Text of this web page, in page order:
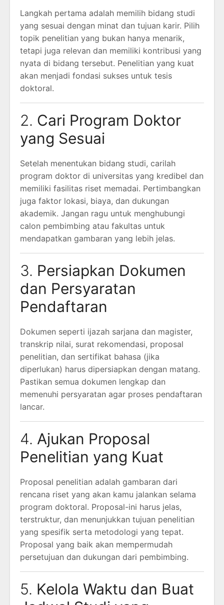
Langkah pertama adalah memilih bidang studi
yang sesuai dengan minat dan tujuan karir. Pilih
topik penelitian yang bukan hanya menarik,
tetapi juga relevan dan memiliki kontribusi yang
nyata di bidang tersebut. Penelitian yang kuat
akan menjadi fondasi sukses untuk tesis
doktoral.
2. Cari Program Doktor
yang Sesuai
Setelah menentukan bidang studi, carilah
program doktor di universitas yang kredibel dan
memiliki fasilitas riset memadai. Pertimbangkan
juga faktor lokasi, biaya, dan dukungan
akademik. Jangan ragu untuk menghubungi
calon pembimbing atau fakultas untuk
mendapatkan gambaran yang lebih jelas.
3. Persiapkan Dokumen
dan Persyaratan
Pendaftaran
Dokumen seperti ijazah sarjana dan magister,
transkrip nilai, surat rekomendasi, proposal
penelitian, dan sertifikat bahasa (jika
diperlukan) harus dipersiapkan dengan matang.
Pastikan semua dokumen lengkap dan
memenuhi persyaratan agar proses pendaftaran
lancar.
4. Ajukan Proposal
Penelitian yang Kuat
Proposal penelitian adalah gambaran dari
rencana riset yang akan kamu jalankan selama
program doktoral. Proposal-ini harus jelas,
terstruktur, dan menunjukkan tujuan penelitian
yang spesifik serta metodologi yang tepat.
Proposal yang baik akan mempermudah
persetujuan dan dukungan dari pembimbing.
5. Kelola Waktu dan Buat